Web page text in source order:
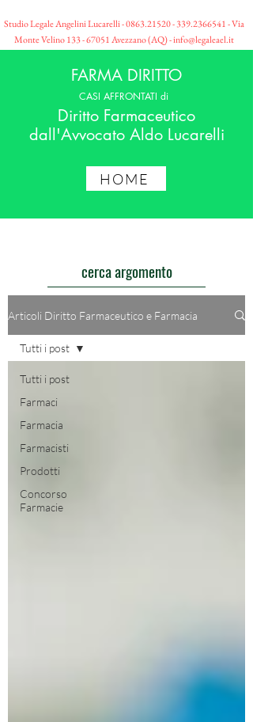
Studio Legale Angelini Lucarelli -0863.21520 - 339.2366541 - Via
Monte Velino133 - 67051Avezzano (AQ) -info@legaleael.it
FARMA DIRITTO
CASI AFFRONTATI di
Diritto Farmaceutico
dall'Avvocato Aldo Lucarelli
HOME
cerca argomento
Articoli Diritto Farmaceutico e Farmacia
Tutti i post
Farmaci
Farmacia
Farmacisti
Prodotti
Concorso
Farmacie
Tutti i post